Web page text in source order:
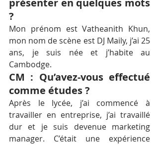
présenter en quelques mots
?
Mon prénom est Vatheanith Khun,
mon nom de scène est DJ Maily, j’ai 25
ans, je suis née et j’habite au
Cambodge.
CM : Qu’avez-vous effectué
comme études ?
Après le lycée, j’ai commencé à
travailler en entreprise, j’ai travaillé
dur et je suis devenue marketing
manager. C’était une expérience